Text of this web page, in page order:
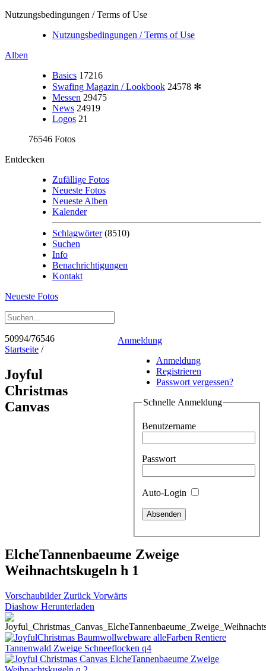
Nutzungsbedingungen / Terms of Use
Nutzungsbedingungen / Terms of Use
Alben
Basics 17216
Swafing Magazin / Lookbook 24578 ✻
Messen 29475
News 24919
Logos 21
76546 Fotos
Entdecken
Zufällige Fotos
Neueste Fotos
Neueste Alben
Kalender
Schlagwörter(8510)
Suchen
Info
Benachrichtigungen
Kontakt
Neueste Fotos
Anmeldung
Anmeldung
Registrieren
Passwort vergessen?
Schnelle Anmeldung
Benutzername
Passwort
Auto-Login
50994/76546
Startseite /
Joyful
Christmas
Canvas
ElcheTannenbaeume Zweige
Weihnachtskugeln h 1
Vorschaubilder Zurück Vorwärts
Diashow Herunterladen